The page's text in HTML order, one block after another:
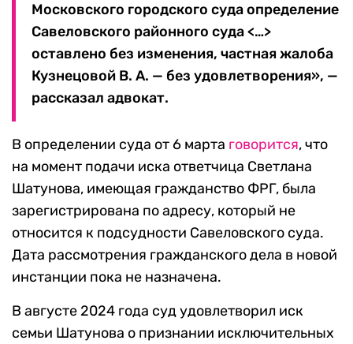
Московского городского суда определение
Савеловского районного суда <…>
оставлено без изменения, частная жалоба
Кузнецовой В. А. — без удовлетворения», —
рассказал адвокат.
В определении суда от 6 марта говорится, что
на момент подачи иска ответчица Светлана
Шатунова, имеющая гражданство ФРГ, была
зарегистрирована по адресу, который не
относится к подсудности Савеловского суда.
Дата рассмотрения гражданского дела в новой
инстанции пока не назначена.
В августе 2024 года суд удовлетворил иск
семьи Шатунова о признании исключительных